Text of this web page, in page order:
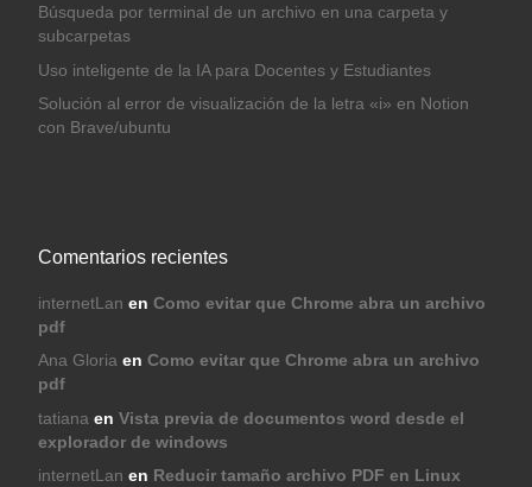
Búsqueda por terminal de un archivo en una carpeta y
subcarpetas
Uso inteligente de la IA para Docentes y Estudiantes
Solución al error de visualización de la letra «i» en Notion
con Brave/ubuntu
Comentarios recientes
internetLan en Como evitar que Chrome abra un archivo
pdf
Ana Gloriaen Como evitar que Chrome abra un archivo
pdf
tatiana en Vista previa de documentos word desde el
explorador de windows
internetLan en Reducir tamaño archivo PDF en Linux